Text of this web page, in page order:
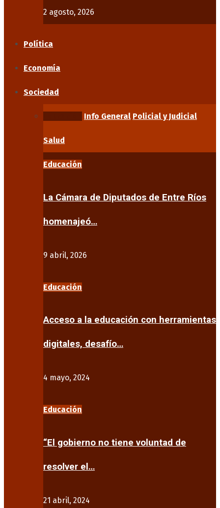
2 agosto, 2026
Política
Economía
Sociedad
Info General Policial y Judicial
Salud
Educación
La Cámara de Diputados de Entre Ríos
homenajeó…
9 abril, 2026
Educación
Acceso a la educación con herramientas
digitales, desafío…
4 mayo, 2024
Educación
“El gobierno no tiene voluntad de
resolver el…
21 abril, 2024